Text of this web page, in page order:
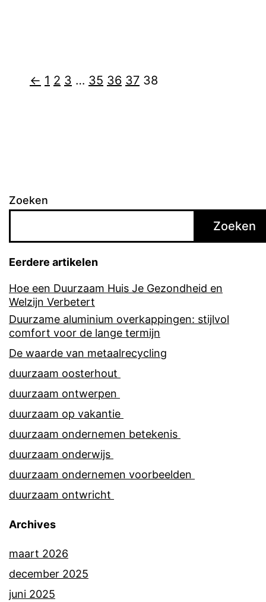
← 1 2 3 … 35 36 37 38
Zoeken
Zoeken
Eerdere artikelen
Hoe een Duurzaam Huis Je Gezondheid en
Welzijn Verbetert
Duurzame aluminium overkappingen: stijlvol
comfort voor de lange termijn
De waarde van metaalrecycling
duurzaam oosterhout
duurzaam ontwerpen
duurzaam op vakantie
duurzaam ondernemen betekenis
duurzaam onderwijs
duurzaam ondernemen voorbeelden
duurzaam ontwricht
Archives
maart 2026
december 2025
juni 2025